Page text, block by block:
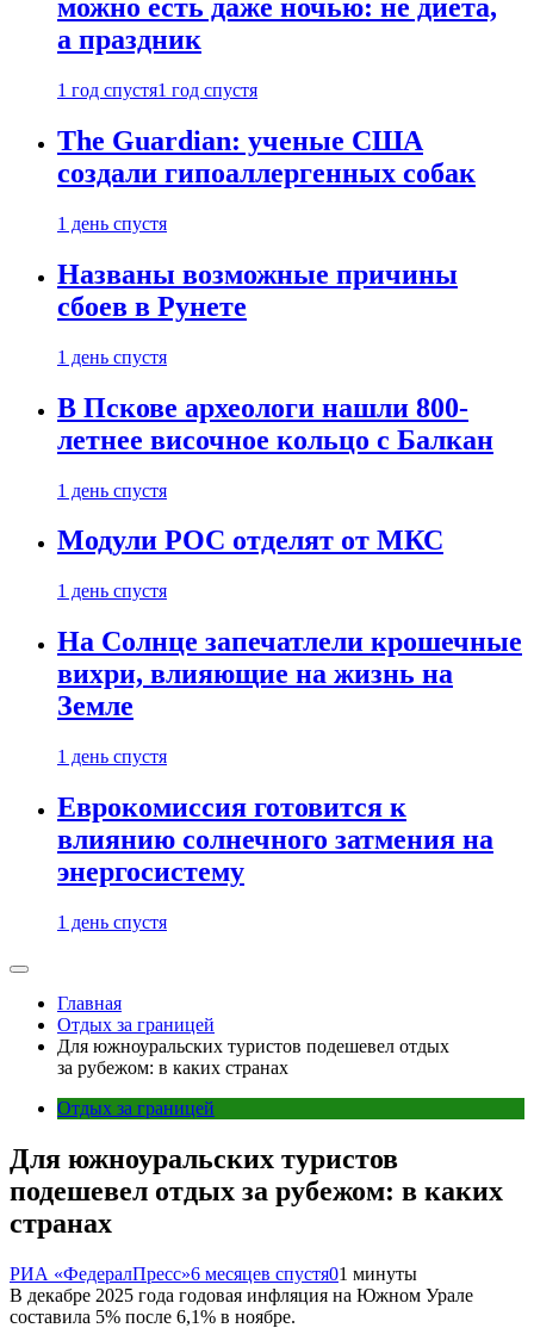
можно есть даже ночью: не диета,
а праздник
1 год спустя1 год спустя
The Guardian: ученые США
создали гипоаллергенных собак
1 день спустя
Названы возможные причины
сбоев в Рунете
1 день спустя
В Пскове археологи нашли 800-
летнее височное кольцо с Балкан
1 день спустя
Модули РОС отделят от МКС
1 день спустя
На Солнце запечатлели крошечные
вихри, влияющие на жизнь на
Земле
1 день спустя
Еврокомиссия готовится к
влиянию солнечного затмения на
энергосистему
1 день спустя
Главная
Отдых за границей
Для южноуральских туристов подешевел отдых
за рубежом: в каких странах
Отдых за границей
Для южноуральских туристов
подешевел отдых за рубежом: в каких
странах
РИА «ФедералПресс»6 месяцев спустя01 минуты
В декабре 2025 года годовая инфляция на Южном Урале
составила 5% после 6,1% в ноябре.